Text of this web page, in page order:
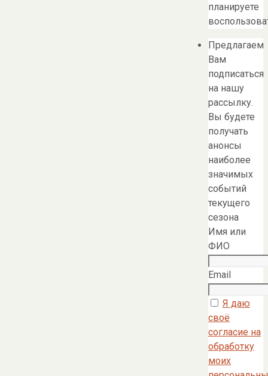
планируете
Предлагаем
Вам
подписаться
на нашу
рассылку.
Вы будете
получать
анонсы
наиболее
значимых
событий
текущего
сезона
Имя или
ФИО
Email
Я даю
своё
согласие на
обработку
моих